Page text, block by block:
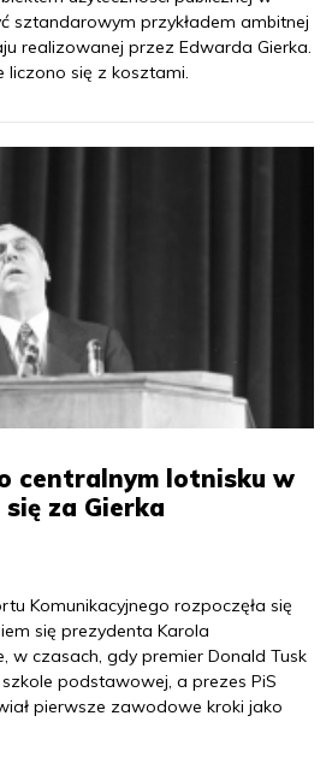
sztandarowym przykładem ambitnej
realizowanej przez Edwarda Gierka.
liczono się z kosztami.
centralnym lotnisku w
się za Gierka
Komunikacyjnego rozpoczęła się
się prezydenta Karola
w czasach, gdy premier Donald Tusk
podstawowej, a prezes PiS
pierwsze zawodowe kroki jako